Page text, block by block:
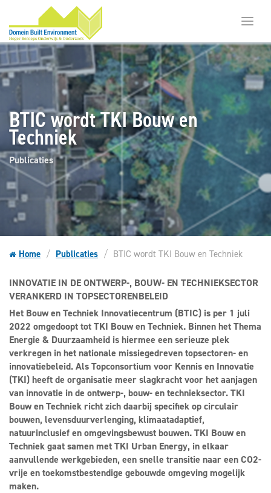
BTIC wordt TKI Bouw en
Techniek
Publicaties
Home Publicaties BTIC wordt TKI Bouw en Techniek
INNOVATIE IN DE ONTWERP-, BOUW- EN TECHNIEKSECTOR
VERANKERD IN TOPSECTORENBELEID
Het Bouw en Techniek Innovatiecentrum (BTIC) is per 1 juli
2022 omgedoopt tot TKI Bouw en Techniek. Binnen het Thema
Energie & Duurzaamheid is hiermee een serieuze plek
verkregen in het nationale missiegedreven topsectoren- en
innovatiebeleid. Als Topconsortium voor Kennis en Innovatie
(TKI) heeft de organisatie meer slagkracht voor het aanjagen
van innovatie in de ontwerp-, bouw- en technieksector. TKI
Bouw en Techniek richt zich daarbij specifiek op circulair
bouwen, levensduurverlenging, klimaatadaptief,
natuurinclusief en omgevingsbewust bouwen. TKI Bouw en
Techniek gaat samen met TKI Urban Energy, in elkaar
aanvullende werkgebieden, een snelle transitie naar een CO2-
vrije en toekomstbestendige gebouwde omgeving mogelijk
maken.